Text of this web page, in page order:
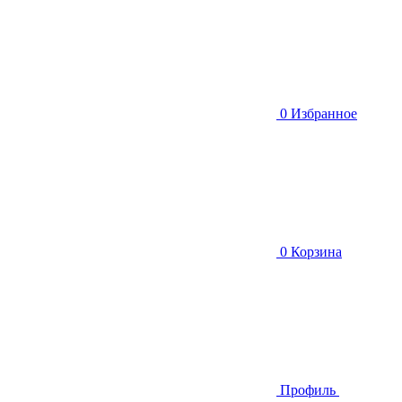
0 Избранное
0 Корзина
Профиль